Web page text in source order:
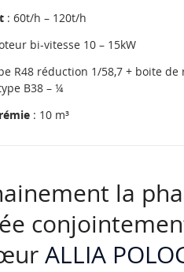
: 60t/h – 120t/h
bi-vitesse 10 – 15kW
R48 réduction 1/58,7 + boite
B38 – ¼
: 10 m³
la
ALLIA